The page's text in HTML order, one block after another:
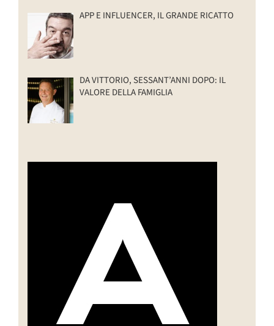
APP E INFLUENCER, IL GRANDE RICATTO
DA VITTORIO, SESSANT’ANNI DOPO: IL
VALORE DELLA FAMIGLIA